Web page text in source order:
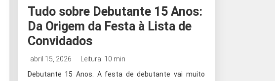
Tudo sobre Debutante 15 Anos:
Da Origem da Festa à Lista de
Convidados
abril 15, 2026
Leitura: 10 min
Debutante 15 Anos. A festa de debutante vai muito